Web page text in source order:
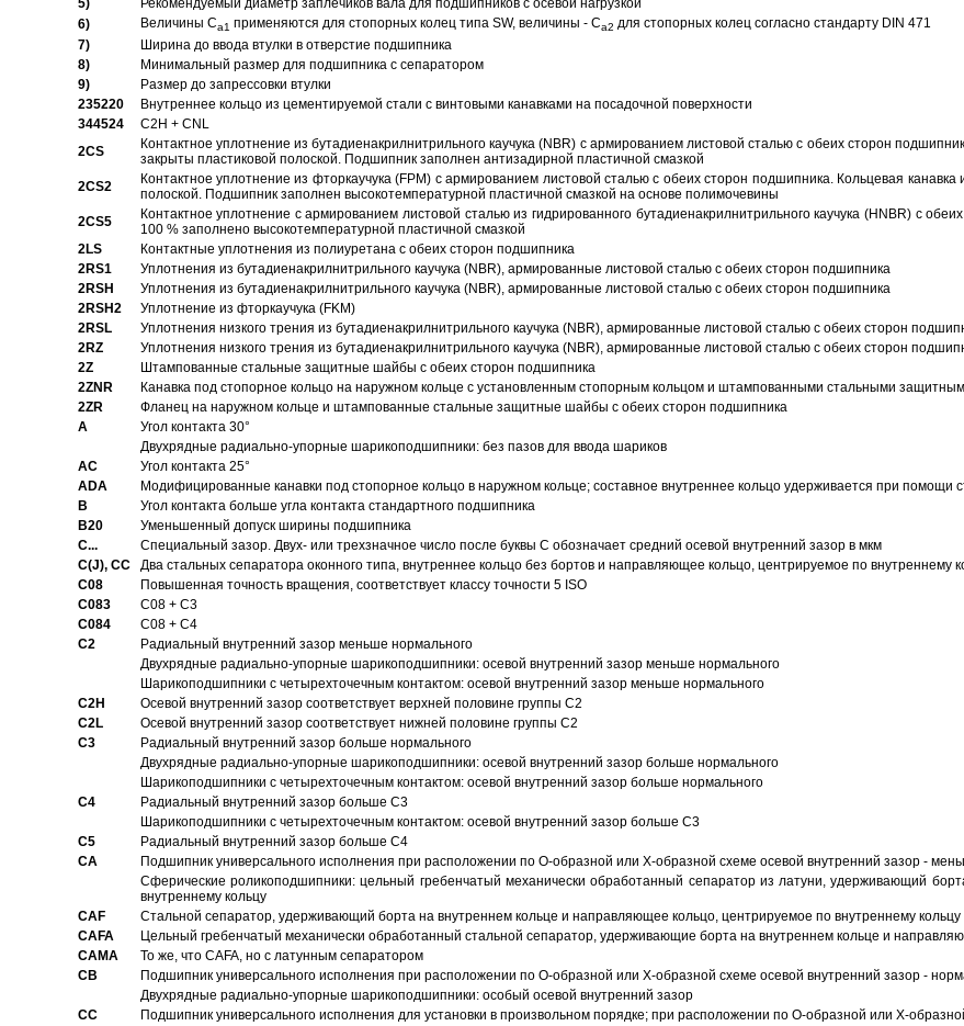
5)
Рекомендуемый диаметр заплечиков вала для подшипников с осевой нагрузкой
6)
Величины Ca1 применяются для стопорных колец типа SW, величины - Ca2 для стопорных колец согласно стандарту DIN 471
7)
Ширина до ввода втулки в отверстие подшипника
8)
Минимальный размер для подшипника с сепаратором
9)
Размер до запрессовки втулки
235220
Внутреннее кольцо из цементируемой стали с винтовыми канавками на посадочной поверхности
344524
C2H + CNL
2CS
Контактное уплотнение из бутадиенакрилнитрильного каучука (NBR) с армированием листовой сталью с обеих сторон
закрыты пластиковой полоской. Подшипник заполнен антизадирной пластичной смазкой
2CS2
Контактное уплотнение из фторкаучука (FPM) с армированием листовой сталью с обеих сторон подшипника. Кольцевая
полоской. Подшипник заполнен высокотемпературной пластичной смазкой на основе полимочевины
2CS5
Контактное уплотнение с армированием листовой сталью из гидрированного бутадиенакрилнитрильного каучука (HNBR) с
100 % заполнено высокотемпературной пластичной смазкой
2LS
Контактные уплотнения из полиуретана с обеих сторон подшипника
2RS1
Уплотнения из бутадиенакрилнитрильного каучука (NBR), армированные листовой сталью с обеих сторон подшипника
2RSH
Уплотнения из бутадиенакрилнитрильного каучука (NBR), армированные листовой сталью с обеих сторон подшипника
2RSH2
Уплотнение из фторкаучука (FKM)
2RSL
Уплотнения низкого трения из бутадиенакрилнитрильного каучука (NBR), армированные листовой сталью с обеих сторон
2RZ
Уплотнения низкого трения из бутадиенакрилнитрильного каучука (NBR), армированные листовой сталью с обеих сторон
2Z
Штампованные стальные защитные шайбы с обеих сторон подшипника
2ZNR
Канавка под стопорное кольцо на наружном кольце с установленным стопорным кольцом и штампованными стальными
2ZR
Фланец на наружном кольце и штампованные стальные защитные шайбы с обеих сторон подшипника
A
Угол контакта 30°
Двухрядные радиально-упорные шарикоподшипники: без пазов для ввода шариков
AC
Угол контакта 25°
ADA
Модифицированные канавки под стопорное кольцо в наружном кольце; составное внутреннее кольцо удерживается при помощи
B
Угол контакта больше угла контакта стандартного подшипника
B20
Уменьшенный допуск ширины подшипника
C...
Специальный зазор. Двух- или трехзначное число после буквы С обозначает средний осевой внутренний зазор в мкм
C(J), CC
Два стальных сепаратора оконного типа, внутреннее кольцо без бортов и направляющее кольцо, центрируемое по внутреннему
C08
Повышенная точность вращения, соответствует классу точности 5 ISO
C083
C08 + C3
C084
C08 + C4
C2
Pадиальный внутренний зазор меньше нормального
Двухрядные радиально-упорные шарикоподшипники: осевой внутренний зазор меньше нормального
Шарикоподшипники с четырехточечным контактом: осевой внутренний зазор меньше нормального
C2H
Осевой внутренний зазор соответствует верхней половине группы C2
C2L
Осевой внутренний зазор соответствует нижней половине группы C2
C3
Pадиальный внутренний зазор больше нормального
Двухрядные радиально-упорные шарикоподшипники: осевой внутренний зазор больше нормального
Шарикоподшипники с четырехточечным контактом: осевой внутренний зазор больше нормального
C4
Pадиальный внутренний зазор больше C3
Шарикоподшипники с четырехточечным контактом: осевой внутренний зазор больше C3
C5
Pадиальный внутренний зазор больше C4
CA
Подшипник универсального исполнения при расположении по О-образной или Х-образной схеме осевой внутренний зазор -
Сферические роликоподшипники: цельный гребенчатый механически обработанный сепаратор из латуни, удерживающий
внутреннему кольцу
CAF
Стальной сепаратор, удерживающий борта на внутреннем кольце и направляющее кольцо, центрируемое по внутреннему кольцу
CAFA
Цельный гребенчатый механически обработанный стальной сепаратор, удерживающие борта на внутреннем кольце и
CAMA
То же, что CAFA, но с латунным сепаратором
CB
Подшипник универсального исполнения при расположении по О-образной или Х-образной схеме осевой внутренний зазор -
Двухрядные радиально-упорные шарикоподшипники: особый осевой внутренний зазор
CC
Подшипник универсального исполнения для установки в произвольном порядке; при расположении по О-образной или Х-